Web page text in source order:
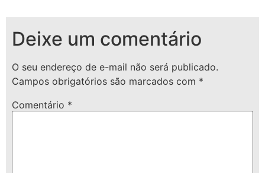
Deixe um comentário
O seu endereço de e-mail não será publicado.
Campos obrigatórios são marcados com *
Comentário *